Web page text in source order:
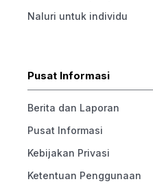
Naluri untuk individu
Pusat Informasi
Berita dan Laporan
Pusat Informasi
Kebijakan Privasi
Ketentuan Penggunaan